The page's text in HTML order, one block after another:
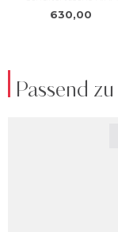
Passend